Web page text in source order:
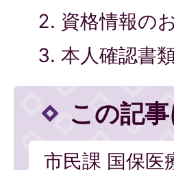
資格情報の
本人確認書
この記
市民課 国保医